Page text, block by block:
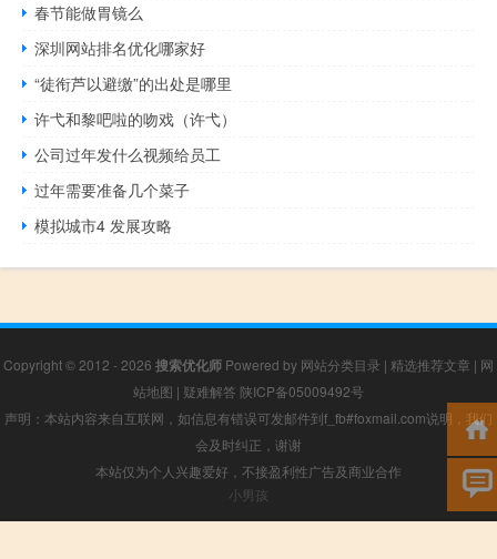
春节能做胃镜么
深圳网站排名优化哪家好
“徒衔芦以避缴”的出处是哪里
许弋和黎吧啦的吻戏（许弋）
公司过年发什么视频给员工
过年需要准备几个菜子
模拟城市4 发展攻略
Copyright © 2012 - 2026 搜索优化师 Powered by 网站分类目录 | 精选推荐文章 | 网
站地图 | 疑难解答 陕ICP备05009492号
声明：本站内容来自互联网，如信息有错误可发邮件到f_fb#foxmail.com说明，我们
会及时纠正，谢谢
本站仅为个人兴趣爱好，不接盈利性广告及商业合作
小男孩